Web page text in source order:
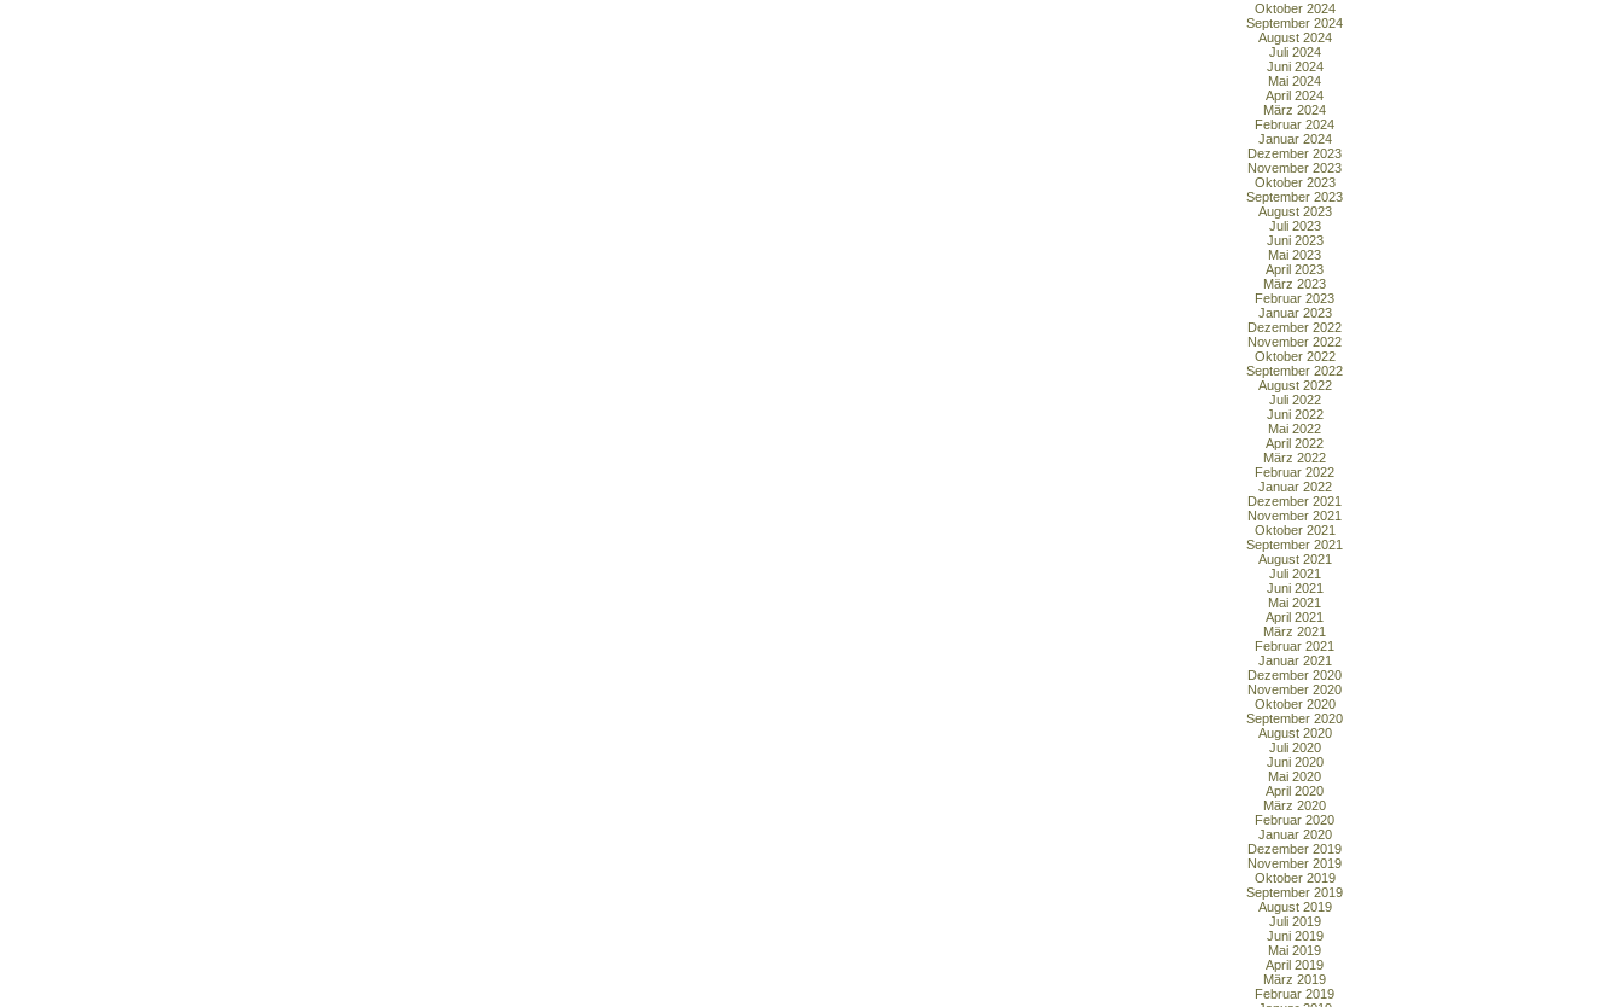
Oktober 2024
September 2024
August 2024
Juli 2024
Juni 2024
Mai 2024
April 2024
März 2024
Februar 2024
Januar 2024
Dezember 2023
November 2023
Oktober 2023
September 2023
August 2023
Juli 2023
Juni 2023
Mai 2023
April 2023
März 2023
Februar 2023
Januar 2023
Dezember 2022
November 2022
Oktober 2022
September 2022
August 2022
Juli 2022
Juni 2022
Mai 2022
April 2022
März 2022
Februar 2022
Januar 2022
Dezember 2021
November 2021
Oktober 2021
September 2021
August 2021
Juli 2021
Juni 2021
Mai 2021
April 2021
März 2021
Februar 2021
Januar 2021
Dezember 2020
November 2020
Oktober 2020
September 2020
August 2020
Juli 2020
Juni 2020
Mai 2020
April 2020
März 2020
Februar 2020
Januar 2020
Dezember 2019
November 2019
Oktober 2019
September 2019
August 2019
Juli 2019
Juni 2019
Mai 2019
April 2019
März 2019
Februar 2019